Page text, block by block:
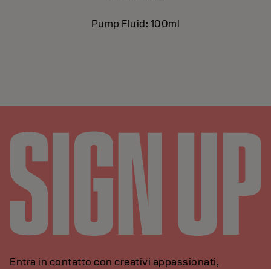
Pump Fluid: 100ml
Entra in contatto con creativi appassionati,